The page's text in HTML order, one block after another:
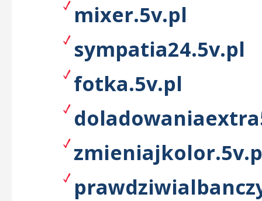
mixer.5v.pl
sympatia24.5v.pl
fotka.5v.pl